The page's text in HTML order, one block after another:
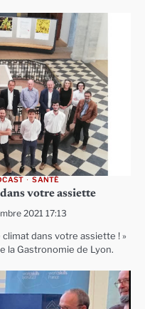
SANTÉ
votre assiette
2021 17:13
climat dans votre assiette ! »
la Gastronomie de Lyon.